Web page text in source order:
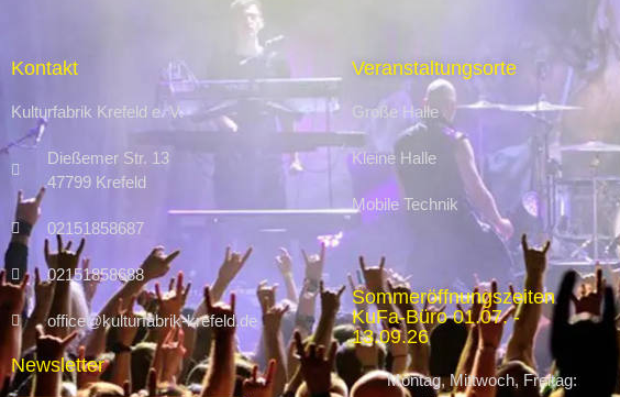
Kontakt
Kulturfabrik Krefeld e. V.
Dießemer Str. 13
47799 Krefeld
02151858687
02151858688
office@kulturfabrik-krefeld.de
Newsletter
Veranstaltungsorte
Große Halle
Kleine Halle
Mobile Technik
Sommeröffnungszeiten
KuFa-Büro 01.07. -
13.09.26
Montag, Mittwoch, Freitag: